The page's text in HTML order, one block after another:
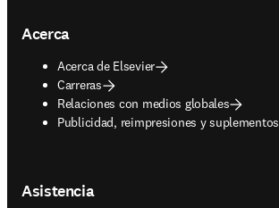
Acerca
Acerca de Elsevier
Carreras
Relaciones con medios globales
Publicidad, reimpresiones y suplementos
opens in new tab/window
Asistencia